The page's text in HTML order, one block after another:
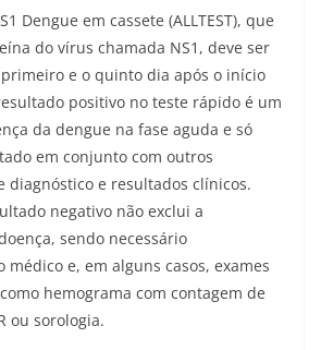
Dengue em cassete (ALLTEST), que
do vírus chamada NS1, deve ser
e o quinto dia após o início
positivo no teste rápido é um
da dengue na fase aguda e só
em conjunto com outros
diagnóstico e resultados clínicos.
negativo não exclui a
sendo necessário
médico e, em alguns casos, exames
hemograma com contagem de
ou sorologia.